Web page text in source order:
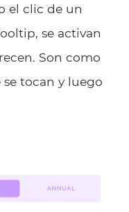
el clic de un
se activan
Son como
se tocan y luego